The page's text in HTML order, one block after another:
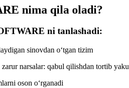
nima qila oladi?
ni tanlashadi:
sinovdan o‘tgan tizim
narsalar: qabul qilishdan tortib
oson o‘rganadi